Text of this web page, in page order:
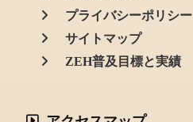
プライバシーポリシー
サイトマップ
ZEH普及目標と実績